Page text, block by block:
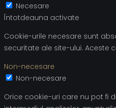
Necesare
Întotdeauna activate
Cookie-urile necesare sunt
securitate ale site-ului. Aceste
Non-necesare
Non-necesare
Orice cookie-uri care nu pot fi